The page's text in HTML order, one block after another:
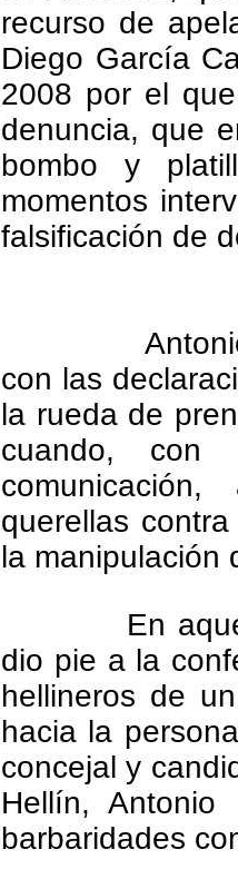
recurso de
Diego García
2008 por el
denuncia, que
bombo y
momentos
falsificación de
con las
la rueda de
cuando, con
querellas
la manipulación
En
dio pie a la
hellineros de
hacia la
concejal y
Hellín,
barbaridades